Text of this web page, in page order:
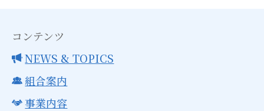
コンテンツ
NEWS & TOPICS
組合案内
事業内容